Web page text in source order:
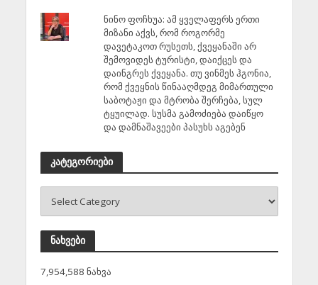
ნინო ფოჩხუა: ამ ყველაფერს ერთი
მიზანი აქვს, რომ როგორმე
დავეტაკოთ რუსეთს, ქვეყანაში არ
შემოვიდეს ტურისტი, დაიქცეს და
დაინგრეს ქვეყანა. თუ ვინმეს ჰგონია,
რომ ქვეყნის წინააღმდეგ მიმართული
საბოტაჟი და მტრობა შერჩება, სულ
ტყუილად. სუსმა გამოძიება დაიწყო
და დამნაშავეები პასუხს აგებენ
კატეგორიები
ნახვები
7,954,588 ნახვა